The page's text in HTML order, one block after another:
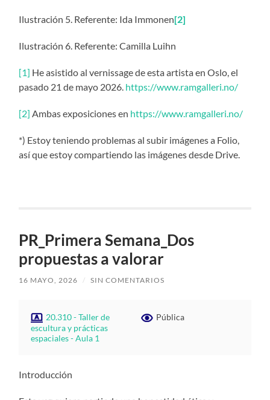
Ilustración 5. Referente: Ida Immonen[2]
Ilustración 6. Referente: Camilla Luihn
[1] He asistido al vernissage de esta artista en Oslo, el
pasado 21 de mayo 2026. https://www.ramgalleri.no/
[2] Ambas exposiciones en https://www.ramgalleri.no/
*) Estoy teniendo problemas al subir imágenes a Folio,
así que estoy compartiendo las imágenes desde Drive.
PR_Primera Semana_Dos
propuestas a valorar
16 MAYO, 2026 / SIN COMENTARIOS
20.310 - Taller de
escultura y prácticas
espaciales - Aula 1
Pública
Introducción